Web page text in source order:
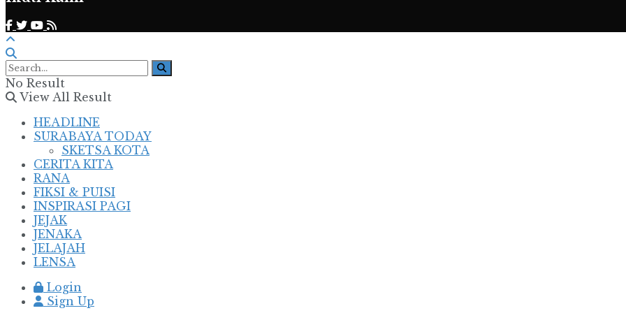
No Result
View All Result
HEADLINE
SURABAYA TODAY
SKETSA KOTA
CERITA KITA
RANA
FIKSI & PUISI
INSPIRASI PAGI
JEJAK
JENAKA
JELAJAH
LENSA
Login
Sign Up